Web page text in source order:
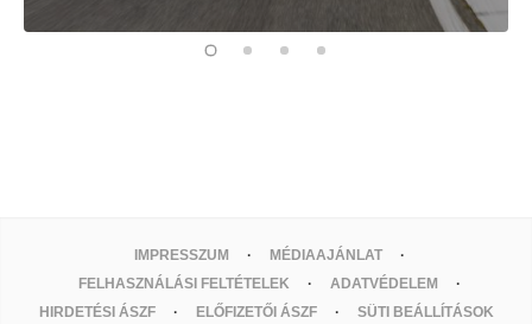
IMPRESSZUM
MÉDIAAJÁNLAT
FELHASZNÁLÁSI FELTÉTELEK
ADATVÉDELEM
HIRDETÉSI ÁSZF
ELŐFIZETŐI ÁSZF SÜTI BEÁLLÍTÁSOK